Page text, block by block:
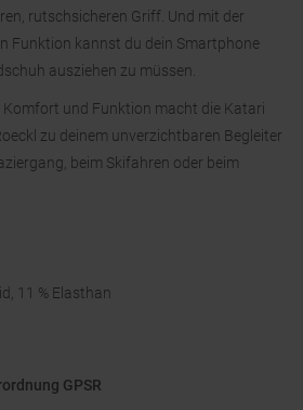
rutschsicheren Griff. Und mit der
Funktion kannst du dein Smartphone
ausziehen zu müssen.
Komfort und Funktion macht die Katari
zu deinem unverzichtbaren Begleiter
beim Skifahren oder beim
11 % Elasthan
GPSR